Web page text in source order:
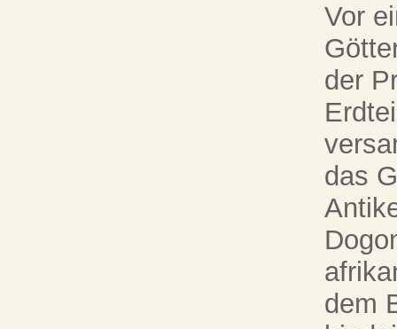
Vor
der
das
dem